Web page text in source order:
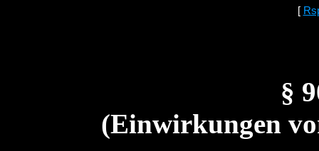
[
§
(Einwirkungen